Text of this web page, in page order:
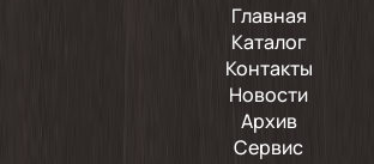
Главная
Каталог
Контакты
Новости
Архив
Сервис